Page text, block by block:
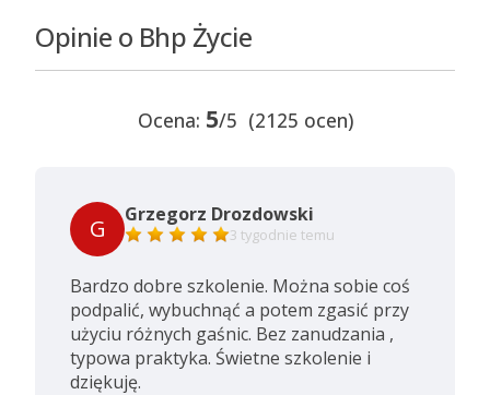
Opinie o Bhp Życie
Ocena: 5/5 (2125 ocen)
G Grzegorz Drozdowski
3 tygodnie temu
Bardzo dobre szkolenie. Można sobie coś
podpalić, wybuchnąć a potem zgasić przy
użyciu różnych gaśnic. Bez zanudzania ,
typowa praktyka. Świetne szkolenie i
dziękuję.